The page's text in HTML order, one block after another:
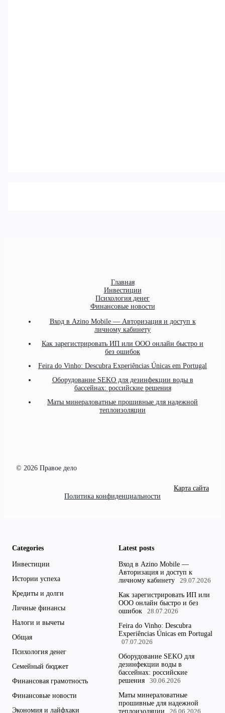
Главная
Инвестиции
Психология денег
Финансовые новости
Вход в Azino Mobile — Авторизация и доступ к
личному кабинету
Как зарегистрировать ИП или ООО онлайн быстро и
без ошибок
Feira do Vinho: Descubra Experiências Únicas em Portugal
Оборудование SEKO для дезинфекции воды в
бассейнах: российские решения
Маты минераловатные прошивные для надежной
теплоизоляции
© 2026 Правое дело
Карта сайта
Политика конфиденциальности
Categories
Инвестиции
Истории успеха
Кредиты и долги
Личные финансы
Налоги и вычеты
Общая
Психология денег
Семейный бюджет
Финансовая грамотность
Финансовые новости
Экономия и лайфхаки
Latest posts
Вход в Azino Mobile —
Авторизация и доступ к
личному кабинету
29.07.2026
Как зарегистрировать ИП или
ООО онлайн быстро и без
ошибок
28.07.2026
Feira do Vinho: Descubra
Experiências Únicas em Portugal
07.07.2026
Оборудование SEKO для
дезинфекции воды в
бассейнах: российские
решения
30.06.2026
Маты минераловатные
прошивные для надежной
теплоизоляции
26.06.2026